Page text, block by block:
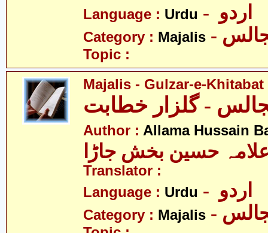
Language : Urdu
Category : Majalis
Topic :
Majalis - Gulzar-e-Khitabat
Author : Allama Hussain
حسین بخش جاڑا
Translator :
Language : Urdu
Category : Majalis